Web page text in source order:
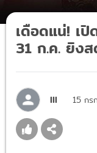
เดือดแน่! เ
31 ก.ค. ยิง
lll 15 กร